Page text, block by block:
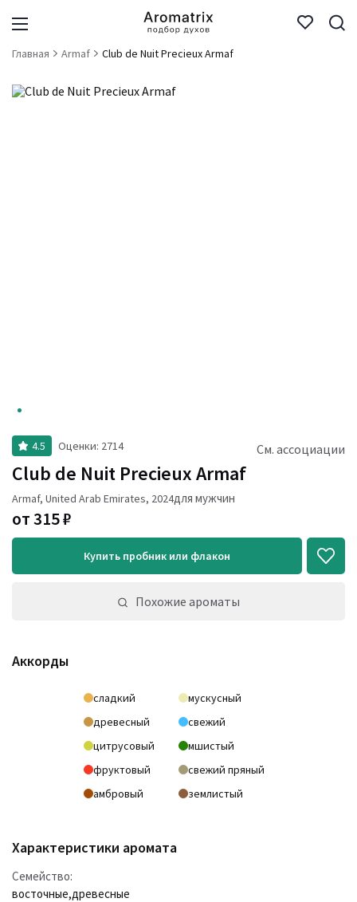
Главная Armaf Club de Nuit Precieux Armaf
4.5 Оценки: 2714 См. ассоциации
Club de Nuit Precieux Armaf
Armaf, United Arab Emirates, 2024для мужчин
от315₽
Купить пробник или флакон
Похожие ароматы
Аккорды
сладкий
древесный
цитрусовый
фруктовый
амбровый
мускусный
свежий
мшистый
свежий пряный
землистый
Характеристики аромата
Семейство:
восточные,древесные